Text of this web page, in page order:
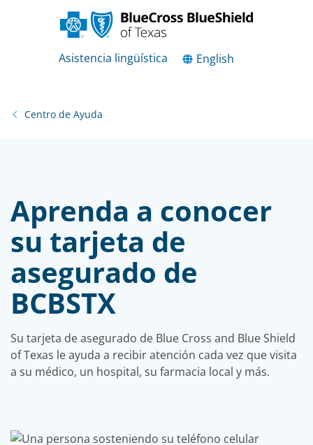
Asistencia lingüística English
Centro de Ayuda
Aprenda a conocer
su tarjeta de
asegurado de
BCBSTX
Su tarjeta de asegurado de Blue Cross and Blue Shield
of Texas le ayuda a recibir atención cada vez que visita
a su médico, un hospital, su farmacia local y más.